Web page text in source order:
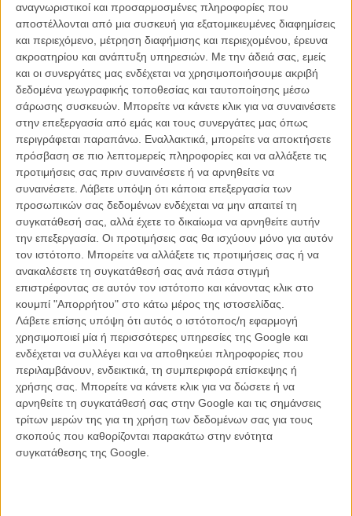
αναγνωριστικοί και προσαρμοσμένες πληροφορίες που
αποστέλλονται από μια συσκευή για εξατομικευμένες διαφημίσεις
και περιεχόμενο, μέτρηση διαφήμισης και περιεχομένου, έρευνα
ακροατηρίου και ανάπτυξη υπηρεσιών. Με την άδειά σας, εμείς
και οι συνεργάτες μας ενδέχεται να χρησιμοποιήσουμε ακριβή
δεδομένα γεωγραφικής τοποθεσίας και ταυτοποίησης μέσω
σάρωσης συσκευών. Μπορείτε να κάνετε κλικ για να συναινέσετε
στην επεξεργασία από εμάς και τους συνεργάτες μας όπως
περιγράφεται παραπάνω. Εναλλακτικά, μπορείτε να αποκτήσετε
πρόσβαση σε πιο λεπτομερείς πληροφορίες και να αλλάξετε τις
προτιμήσεις σας πριν συναινέσετε ή να αρνηθείτε να
συναινέσετε. Λάβετε υπόψη ότι κάποια επεξεργασία των
προσωπικών σας δεδομένων ενδέχεται να μην απαιτεί τη
συγκατάθεσή σας, αλλά έχετε το δικαίωμα να αρνηθείτε αυτήν
την επεξεργασία. Οι προτιμήσεις σας θα ισχύουν μόνο για αυτόν
τον ιστότοπο. Μπορείτε να αλλάξετε τις προτιμήσεις σας ή να
ανακαλέσετε τη συγκατάθεσή σας ανά πάσα στιγμή
επιστρέφοντας σε αυτόν τον ιστότοπο και κάνοντας κλικ στο
κουμπί "Απορρήτου" στο κάτω μέρος της ιστοσελίδας.
Λάβετε επίσης υπόψη ότι αυτός ο ιστότοπος/η εφαρμογή
χρησιμοποιεί μία ή περισσότερες υπηρεσίες της Google και
ενδέχεται να συλλέγει και να αποθηκεύει πληροφορίες που
περιλαμβάνουν, ενδεικτικά, τη συμπεριφορά επίσκεψης ή
χρήσης σας. Μπορείτε να κάνετε κλικ για να δώσετε ή να
αρνηθείτε τη συγκατάθεσή σας στην Google και τις σημάνσεις
τρίτων μερών της για τη χρήση των δεδομένων σας για τους
σκοπούς που καθορίζονται παρακάτω στην ενότητα
συγκατάθεσης της Google.
και η γιαγιά τον πηγαίνουν σινεμά, η μαμά κι ο μπαμπάς φωνάζουν
ο ένας στον άλλον με μάτια που πετάνε σπίθες, και την επόμενη
στιγμή αγκαλιάζονται και χορεύουν Van Morrison. Οδοφράγματα
στήνονται στη γειτονιά, ένας κόσμος αλλάζει, αλλά το
σημαντικότερο πρόβλημα είναι άλλο: πώς θα τον προσέξει η
Κάθριν, η μακρομαλλούσα συμμαθήτριά του. Οχι, ο Μπάντι δεν
καταλαβαίνει τι ακριβώς συμβαίνει. Αλλά, ξαφνικά, θα βρεθεί
απέναντι σε μία απότομη ενηλικίωση: την πιθανότητα να
μετακομίσουν στην Αγγλία για να γλιτώσουν από τη βία. Κι εκείνος τι
θα κάνει χωρίς τον παππού και τη γιαγιά, τα ξαδέλφια, τους φίλους,
τη συμμαθήτριά του;
Ο Κένεθ Μπράνα ένιωσε την ανάγκη να επιστρέψει στην παιδική
του ηλικία και να γράψει αυτό το αυτοβιογραφικό σενάριο, κατά τη
διάρκεια του περσινού οκτάμηνου lockdown. Ειρωνικά, το ιστορικό
πλαίσιο έχει σημασία, για να εξηγηθούν οι λόγοι που επέλεξε να μην
εστιάσει στο ιστορικό πλαίσιο του 1969. Η μαυρίλα της πανδημίας
επηρέασε την απόφασή του να αφήσει σε απόσταση, στο φόντο, τα
σοβαρά πολιτικά γεγονότα της παιδικής του ηλικίας, καθοδηγώντας
τον κινηματογραφικό προβολέα να ρίξει ζεστό φως στην οικογένεια,
την αγάπη, τη φιλία, την αθωότητα. Τη γειτονιά όπου όλοι ξέρουν το
όνομά σου, το δρόμο σου που όταν είσαι παιδί αποτελεί όλο σου
τον κόσμο. Αυτό δηλαδή που έχουμε ανεπιστρεπτί χάσει.
Τα 9χρονα μάτια του Μπάντι δεν μπορούν να καταλάβουν τη
σύνθετη παλέτα της κοινωνικοπολιτικής πραγματικότητας. Κοιτούν
τι συμβαίνει στη ζωή του σε άσπρο/μαύρο. Τα 60χρονα
ακροδάχτυλα ενός έγκλειστου λόγω Covid ενήλικα, δεν